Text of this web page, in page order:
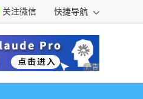
关注微信 快捷导航
广告 商业广告，理